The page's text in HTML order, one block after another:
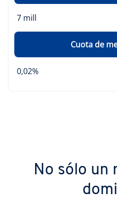
7 mill
Cuota de
0,02%
No sólo un